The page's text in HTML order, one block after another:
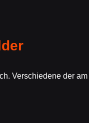
Verschiedene der